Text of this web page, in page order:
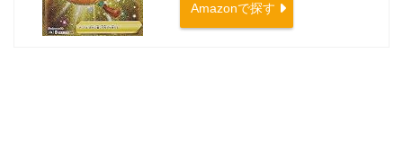
Amazonで探す